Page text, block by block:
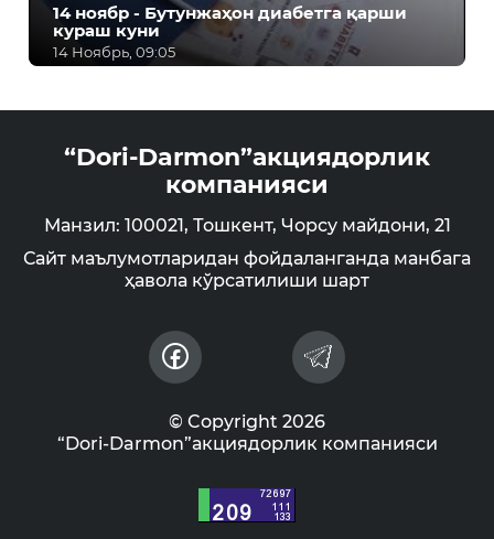
14 ноябр - Бутунжаҳон диабетга қарши
кураш куни
14 Ноябрь, 09:05
“Dori-Darmon”акциядорлик
компанияси
Манзил: 100021, Тошкент, Чорсу майдони, 21
Сайт маълумотларидан фойдаланганда манбага
ҳавола кўрсатилиши шарт
© Copyright 2026
“Dori-Darmon”акциядорлик компанияси